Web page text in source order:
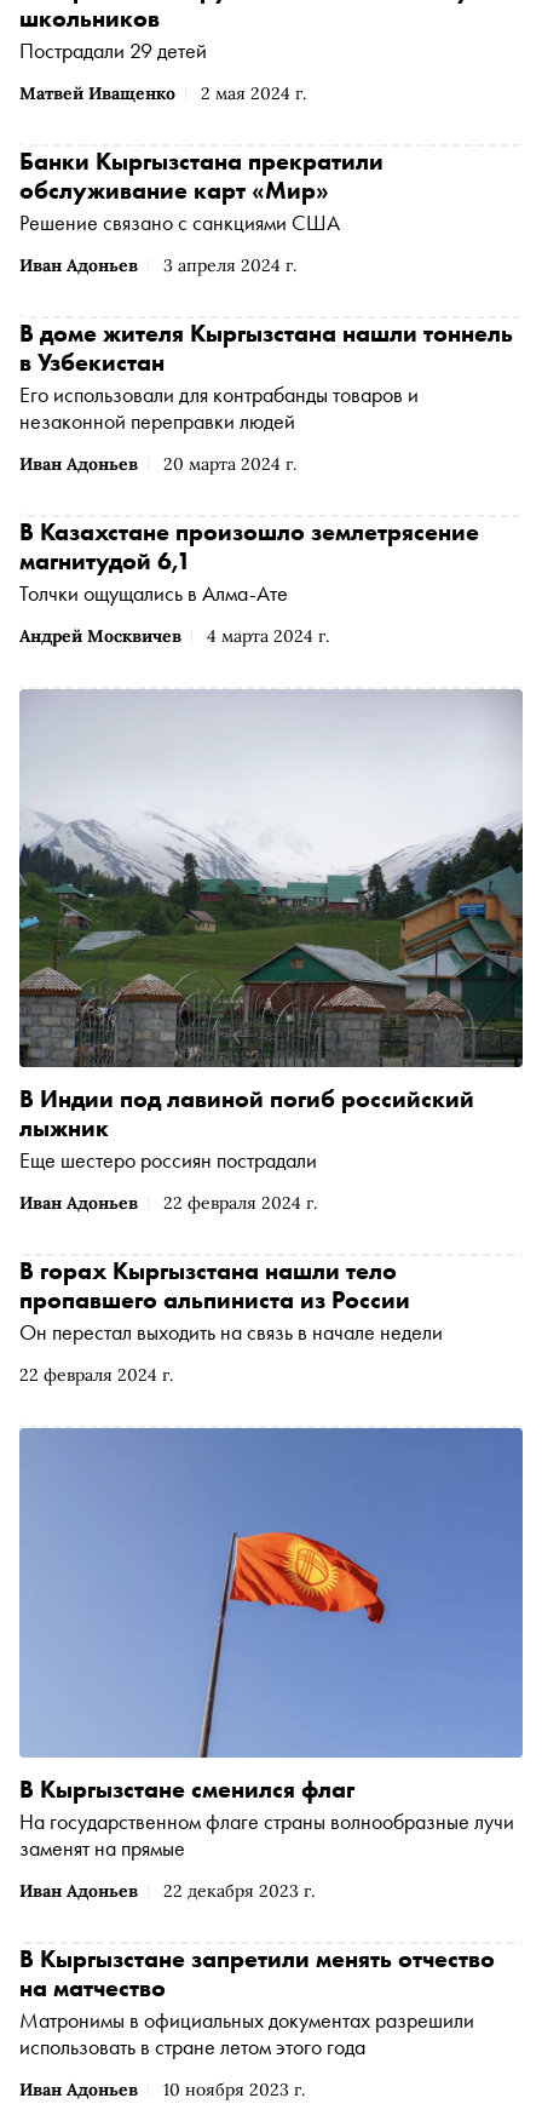
Матвей Иващенко 2 мая 2024 г.
школьников
Пострадали 29 детей
Иван Адоньев 3 апреля 2024 г.
Банки Кыргызстана прекратили
обслуживание карт «Мир»
Решение связано с санкциями США
Иван Адоньев 20 марта 2024 г.
В доме жителя Кыргызстана нашли тоннель
в Узбекистан
Его использовали для контрабанды товаров и
незаконной переправки людей
Андрей Москвичев 4 марта 2024 г.
В Казахстане произошло землетрясение
магнитудой 6,1
Толчки ощущались в Алма-Ате
Иван Адоньев 22 февраля 2024 г.
В Индии под лавиной погиб российский
лыжник
Еще шестеро россиян пострадали
22 февраля 2024 г.
В горах Кыргызстана нашли тело
пропавшего альпиниста из России
Он перестал выходить на связь в начале недели
Иван Адоньев 22 декабря 2023 г.
В Кыргызстане сменился флаг
На государственном флаге страны волнообразные лучи
заменят на прямые
Иван Адоньев 10 ноября 2023 г.
В Кыргызстане запретили менять отчество
на матчество
Матронимы в официальных документах разрешили
использовать в стране летом этого года